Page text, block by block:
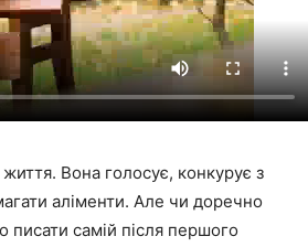
Вона голосує, конкурує з
аліменти. Але чи доречно
писати самій після першого